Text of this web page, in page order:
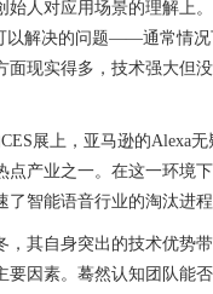
人对应用场景的理解上
以解决的问题——通常情
现实得多，技术强大但
展上，亚马逊的Alexa
产业之一。在这一环境
了智能语音行业的淘汰进
其自身突出的技术优势
因素。蓦然认知团队能